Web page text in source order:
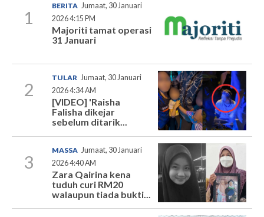
1
BERITA Jumaat, 30 Januari
2026 4:15 PM
Majoriti tamat operasi
31 Januari
2
TULAR Jumaat, 30 Januari
2026 4:34 AM
[VIDEO] 'Raisha
Falisha dikejar
sebelum ditarik...
3
MASSA Jumaat, 30 Januari
2026 4:40 AM
Zara Qairina kena
tuduh curi RM20
walaupun tiada bukti...